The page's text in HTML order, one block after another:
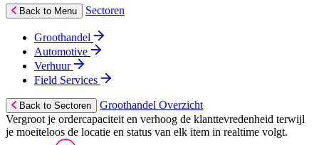
Back to Menu Sectoren
Groothandel
Automotive
Verhuur
Field Services
Back to Sectoren
Groothandel Overzicht
Vergroot je ordercapaciteit en verhoog de klanttevredenheid terwijl
je moeiteloos de locatie en status van elk item in realtime volgt.